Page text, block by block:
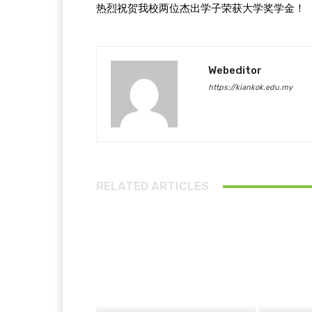
热烈祝贺我校两位杰出学子荣获大学奖学金！
Webeditor
https://kiankok.edu.my
RELATED ARTICLES